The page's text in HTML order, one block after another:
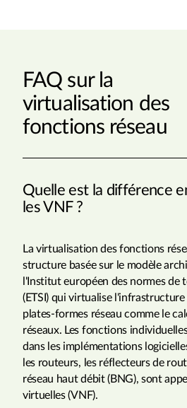
FAQ sur la
virtualisation des
fonctions réseau
Quelle est la différence
les VNF ?
La virtualisation des fonctions
structure basée sur le modèle
l'Institut européen des normes de
(ETSI) qui virtualise l'infrastructure
plates-formes réseau comme le
réseaux. Les fonctions
dans les implémentations
les routeurs, les réflecteurs de
réseau haut débit (BNG), sont
virtuelles (VNF).